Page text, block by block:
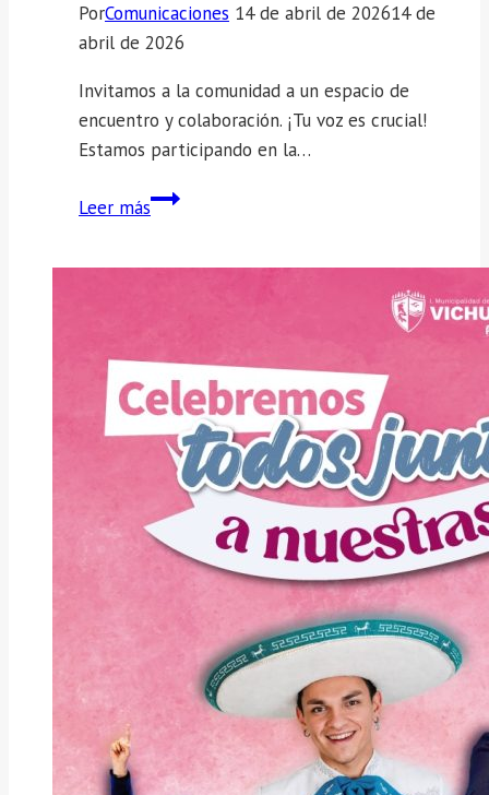
PorComunicaciones 14 de abril de 202614 de
abril de 2026
Invitamos a la comunidad a un espacio de
encuentro y colaboración. ¡Tu voz es crucial!
Estamos participando en la…
Leer más¿Valoramos
Vichuquén?